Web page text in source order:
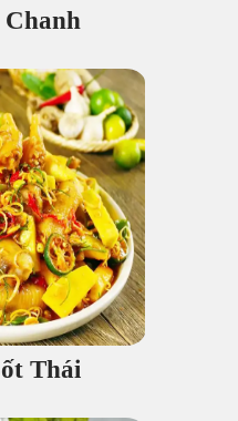
Chanh
Thái